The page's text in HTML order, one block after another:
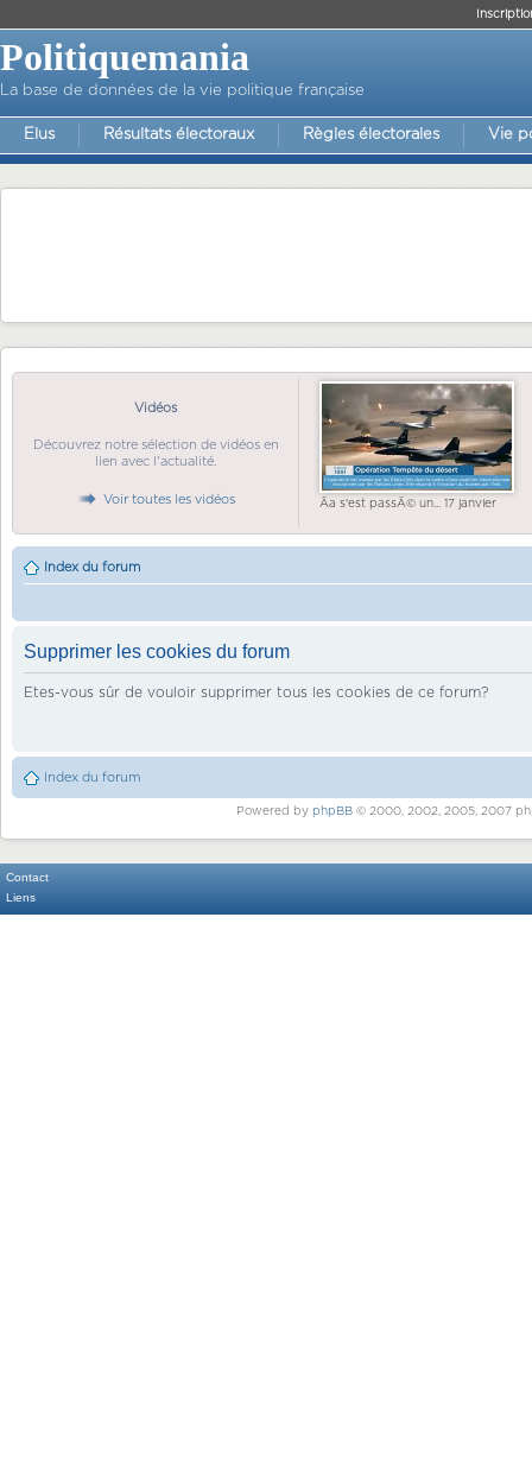
Politiquemania
La base de données de la vie politique française
Elus Résultats électoraux Règles électorales Vie
Vidéos
Découvrez notre sélection de vidéos en
lien avec l'actualité.
Voir toutes les vidéos Ãa s'est passÃ© un... 17 janvier
Index du forum
Supprimer les cookies du forum
Etes-vous sûr de vouloir supprimer tous les cookies de ce forum?
Index du forum
Powered by phpBB© 2000, 2002, 2005, 2007
Contact
Liens